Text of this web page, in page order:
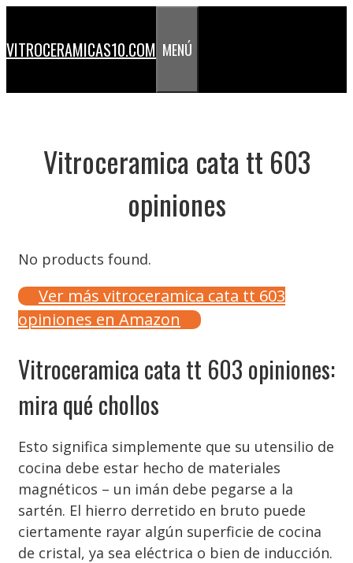
contenido
VITROCERAMICAS10.COM MENÚ
Vitroceramica cata tt 603
opiniones
No products found.
Ver más vitroceramica cata tt 603
opiniones en Amazon
Vitroceramica cata tt 603 opiniones:
mira qué chollos
Esto significa simplemente que su utensilio de
cocina debe estar hecho de materiales
magnéticos – un imán debe pegarse a la
sartén. El hierro derretido en bruto puede
ciertamente rayar algún superficie de cocina
de cristal, ya sea eléctrica o bien de inducción.